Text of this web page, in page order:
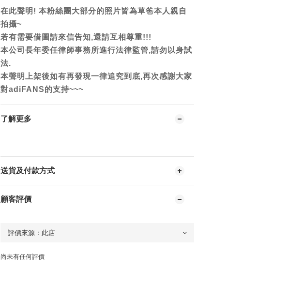
在此聲明! 本粉絲團大部分的照片皆為草爸本人親自
拍攝~
若有需要借圖請來信告知,還請互相尊重!!!
本公司長年委任律師事務所進行法律監管,請勿以身試
法.
本聲明上架後如有再發現一律追究到底,再次感謝大家
對adiFANS的支持~~~
了解更多
送貨及付款方式
顧客評價
尚未有任何評價